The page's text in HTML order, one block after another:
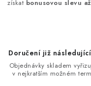
získat bonusovou slevu
Doručení již
Objednávky skladem
v nejkratším možném